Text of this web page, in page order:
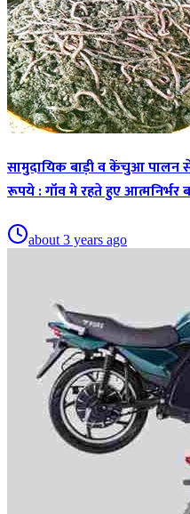
सामुदायिक बाड़ी व केंचुआ पालन
रूपये : गॉव मे रहते हुए
about 3 years ago